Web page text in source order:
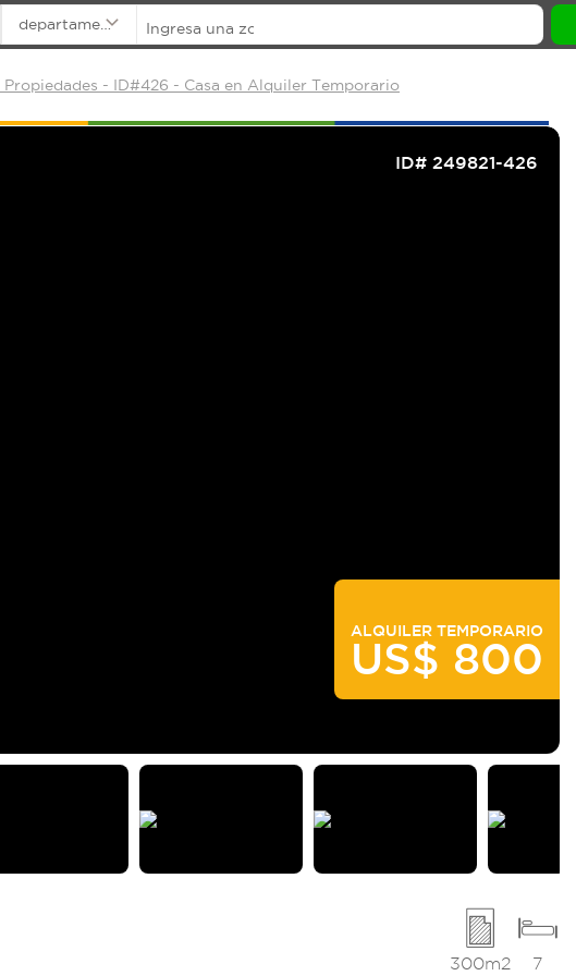
departamentos
Propiedades - ID#426 - Casa en Alquiler Temporario
ID# 249821-426
ALQUILER TEMPORARIO
US$ 800
7
300m2